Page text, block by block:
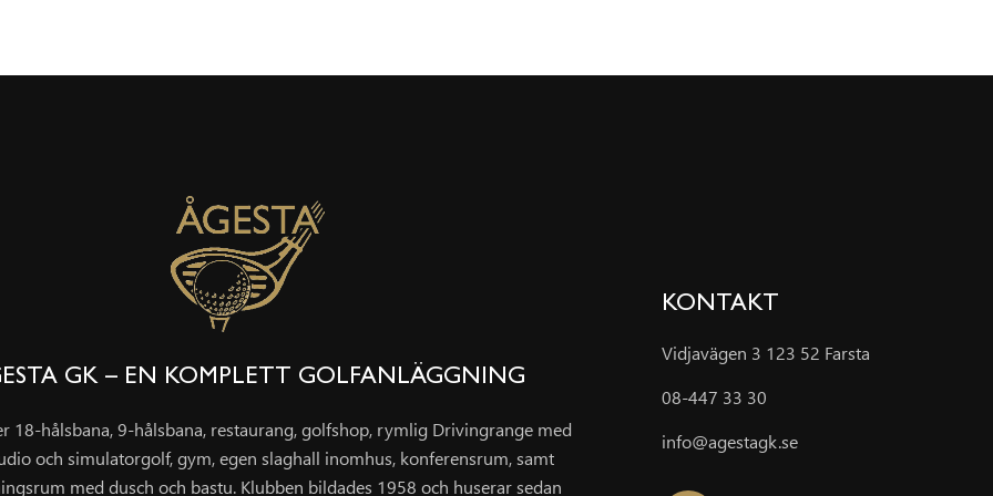
GK – EN KOMPLETT GOLFANLÄGGNING
18-hålsbana, 9-hålsbana, restaurang, golfshop, rymlig Drivingrange med
och simulatorgolf, gym, egen slaghall inomhus, konferensrum, samt
med dusch och bastu. Klubben bildades 1958 och huserar sedan
KONTAKT
Vidjavägen 3 123 52 Farsta
08-447 33 30
info@agestagk.se